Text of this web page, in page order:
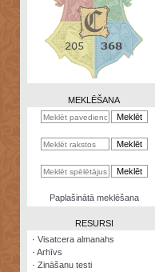
Zināšanu
kalkulators
Nomētātās
MEKLĒŠANA
Paplašinātā meklēšana
RESURSI
· Visatcera almanahs
· Arhīvs
· Zināšanu testi